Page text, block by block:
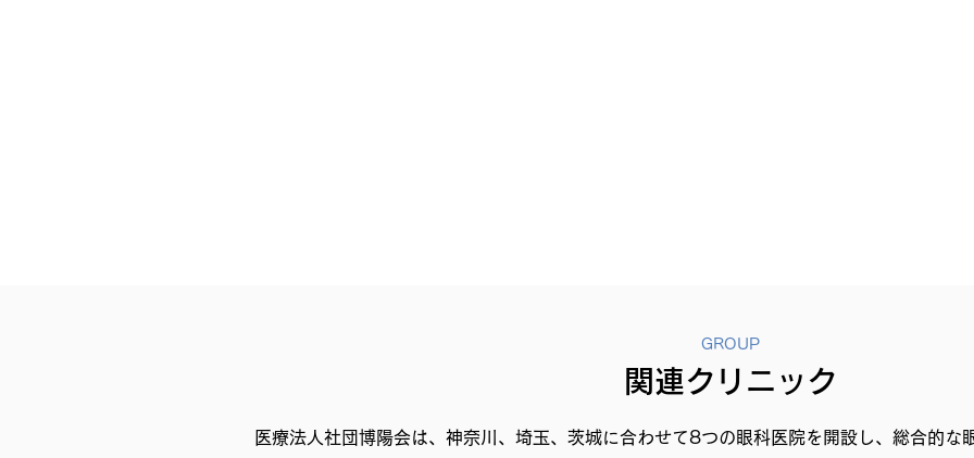
GROUP
関連クリニック
医療法人社団博陽会は、神奈川、埼玉、茨城に合わせて8つの眼科医院を開設し、総合的な